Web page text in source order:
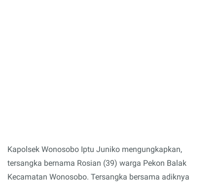
Kapolsek Wonosobo Iptu Juniko mengungkapkan,
tersangka bernama Rosian (39) warga Pekon Balak
Kecamatan Wonosobo. Tersangka bersama adiknya